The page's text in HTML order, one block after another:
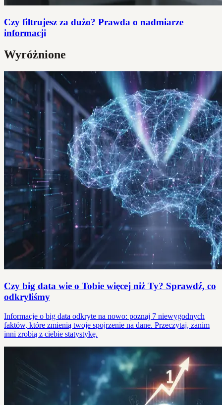
Czy filtrujesz za dużo? Prawda o nadmiarze
informacji
Wyróżnione
Czy big data wie o Tobie więcej niż Ty? Sprawdź, co
odkryliśmy
Informacje o big data odkryte na nowo: poznaj 7 niewygodnych
faktów, które zmienią twoje spojrzenie na dane. Przeczytaj, zanim
inni zrobią z ciebie statystykę.